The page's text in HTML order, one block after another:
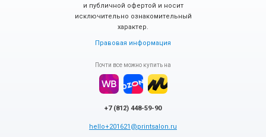
и публичной офертой и носит
исключительно ознакомительный
характер.
Правовая информация
Почти все можно купить на
+7 (812) 448-59-90
hello+201621@printsalon.ru